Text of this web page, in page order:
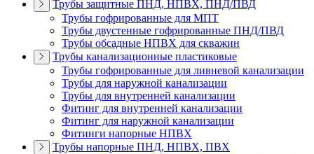
Трубы защитные ПНД, НПВХ, ПНД/ПВД
Трубы гофрированные для МПТ
Трубы двустенные гофрированные ПНД/ПВД
Трубы обсадные НПВХ для скважин
Трубы канализационные пластиковые
Трубы гофрированные для ливневой канализации
Трубы для наружной канализации
Трубы для внутренней канализации
Фитинг для внутренней канализации
Фитинг для наружной канализации
Фитинги напорные НПВХ
Трубы напорные ПНД, НПВХ, ПВХ